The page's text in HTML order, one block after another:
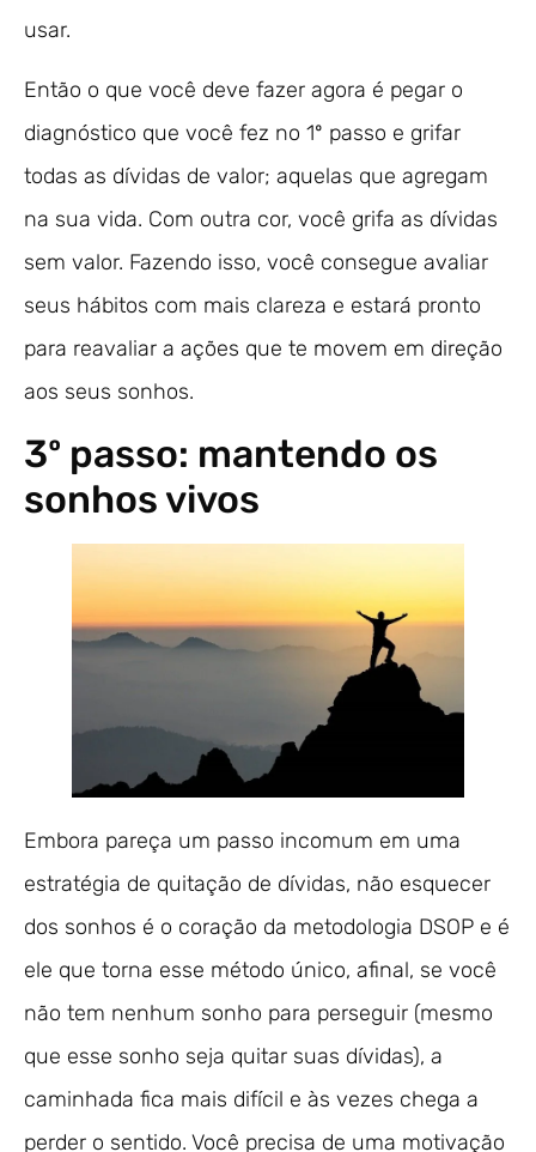
usar.
Então o que você deve fazer agora é pegar o
diagnóstico que você fez no 1º passo e grifar
todas as dívidas de valor; aquelas que agregam
na sua vida. Com outra cor, você grifa as dívidas
sem valor. Fazendo isso, você consegue avaliar
seus hábitos com mais clareza e estará pronto
para reavaliar a ações que te movem em direção
aos seus sonhos.
3º passo: mantendo os
sonhos vivos
Embora pareça um passo incomum em uma
estratégia de quitação de dívidas, não esquecer
dos sonhos é o coração da metodologia DSOP e é
ele que torna esse método único, afinal, se você
não tem nenhum sonho para perseguir (mesmo
que esse sonho seja quitar suas dívidas), a
caminhada fica mais difícil e às vezes chega a
perder o sentido. Você precisa de uma motivação